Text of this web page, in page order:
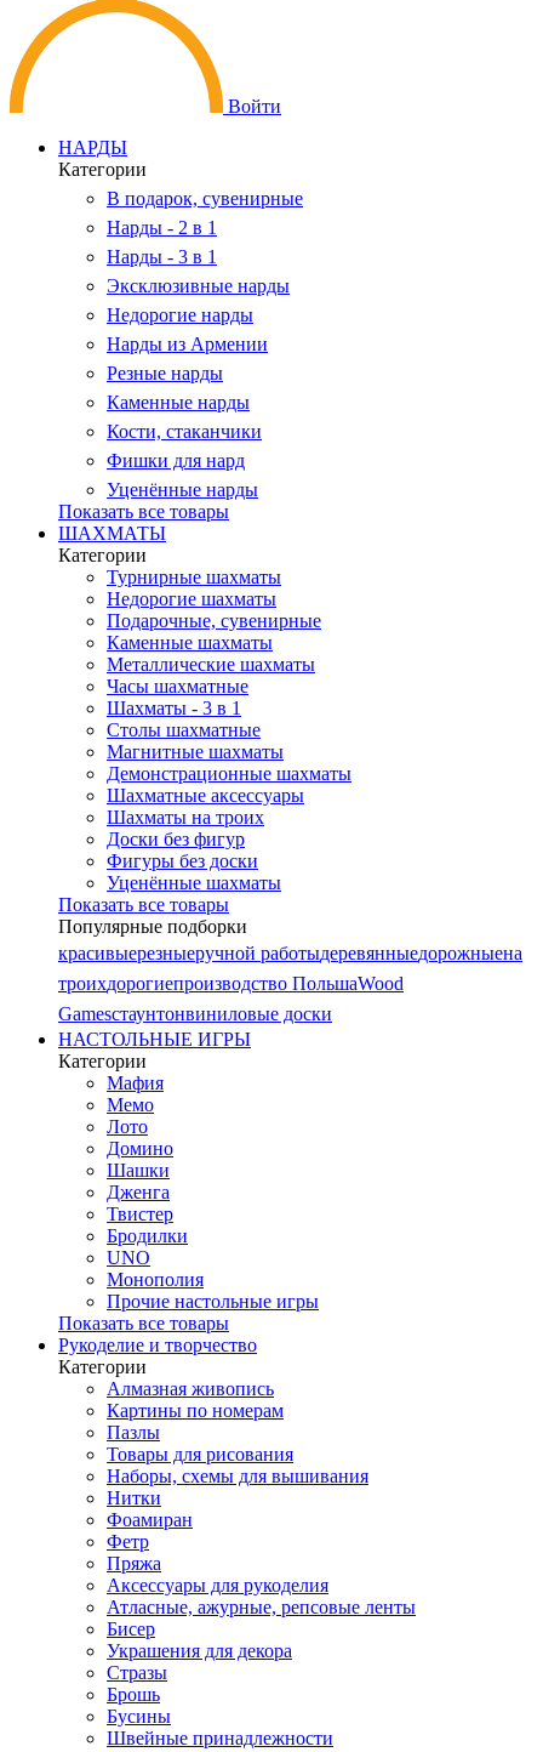
Войти
НАРДЫ
Категории
В подарок, сувенирные
Нарды - 2 в 1
Нарды - 3 в 1
Эксклюзивные нарды
Недорогие нарды
Нарды из Армении
Резные нарды
Каменные нарды
Кости, стаканчики
Фишки для нард
Уценённые нарды
Показать все товары
ШАХМАТЫ
Категории
Турнирные шахматы
Недорогие шахматы
Подарочные, сувенирные
Каменные шахматы
Металлические шахматы
Часы шахматные
Шахматы - 3 в 1
Столы шахматные
Магнитные шахматы
Демонстрационные шахматы
Шахматные аксессуары
Шахматы на троих
Доски без фигур
Фигуры без доски
Уценённые шахматы
Показать все товары
Популярные подборки
красивыерезныеручной работыдеревянныедорожныена
троихдорогиепроизводство ПольшаWood
Gamesстаунтонвиниловые доски
НАСТОЛЬНЫЕ ИГРЫ
Категории
Мафия
Мемо
Лото
Домино
Шашки
Дженга
Твистер
Бродилки
UNO
Монополия
Прочие настольные игры
Показать все товары
Рукоделие и творчество
Категории
Алмазная живопись
Картины по номерам
Пазлы
Товары для рисования
Наборы, схемы для вышивания
Нитки
Фоамиран
Фетр
Пряжа
Аксессуары для рукоделия
Атласные, ажурные, репсовые ленты
Бисер
Украшения для декора
Стразы
Брошь
Бусины
Швейные принадлежности